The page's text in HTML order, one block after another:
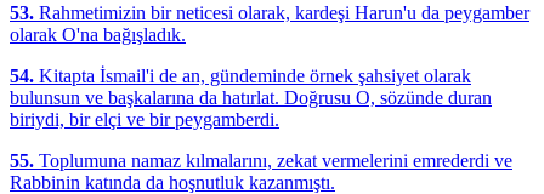
53. Rahmetimizin bir neticesi olarak, kardeşi Harun'u da peygamber
olarak O'na bağışladık.
54. Kitapta İsmail'i de an, gündeminde örnek şahsiyet olarak
bulunsun ve başkalarına da hatırlat. Doğrusu O, sözünde duran
biriydi, bir elçi ve bir peygamberdi.
55. Toplumuna namaz kılmalarını, zekat vermelerini emrederdi ve
Rabbinin katında da hoşnutluk kazanmıştı.